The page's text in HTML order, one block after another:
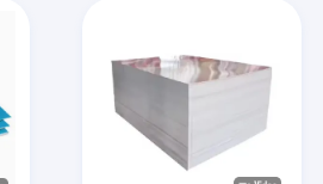
Gulung Dingin
Karat Gulungan Dingin